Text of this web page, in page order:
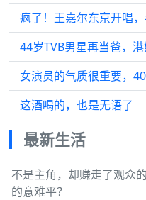
这酒喝的，也是无语了
最新生活
不是主角，却赚走了观众
的意难平？